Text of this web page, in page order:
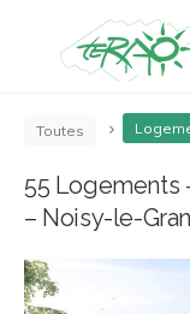
Toutes
55 Logements
– Noisy-le-